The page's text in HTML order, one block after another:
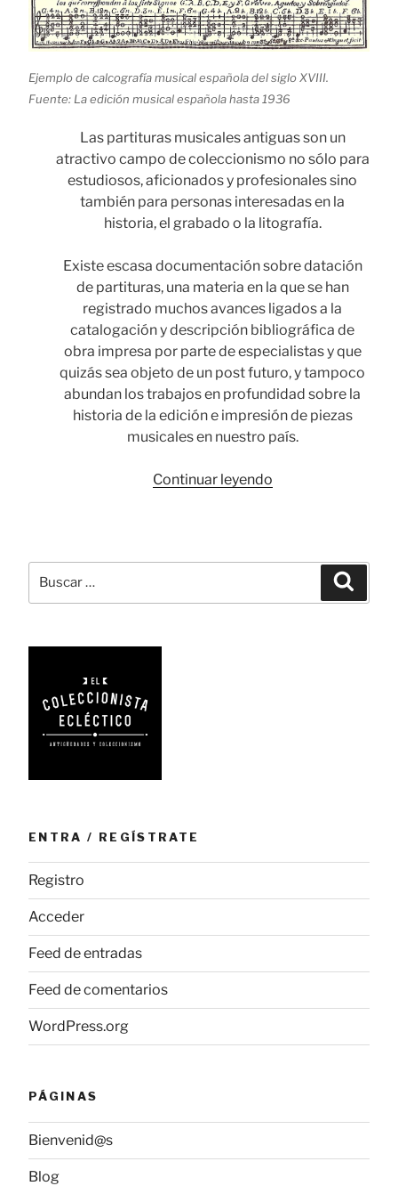
Ejemplo de calcografía musical española del siglo XVIII.
Fuente: La edición musical española hasta 1936
Las partituras musicales antiguas son un
atractivo campo de coleccionismo no sólo para
estudiosos, aficionados y profesionales sino
también para personas interesadas en la
historia, el grabado o la litografía.
Existe escasa documentación sobre datación
de partituras, una materia en la que se han
registrado muchos avances ligados a la
catalogación y descripción bibliográfica de
obra impresa por parte de especialistas y que
quizás sea objeto de un post futuro, y tampoco
abundan los trabajos en profundidad sobre la
historia de la edición e impresión de piezas
musicales en nuestro país.
Continuar leyendo«La
España:
incunables
por:
ENTRA / REGÍSTRATE
Registro
Acceder
Feed de entradas
Feed de comentarios
WordPress.org
PÁGINAS
Bienvenid@s
Blog